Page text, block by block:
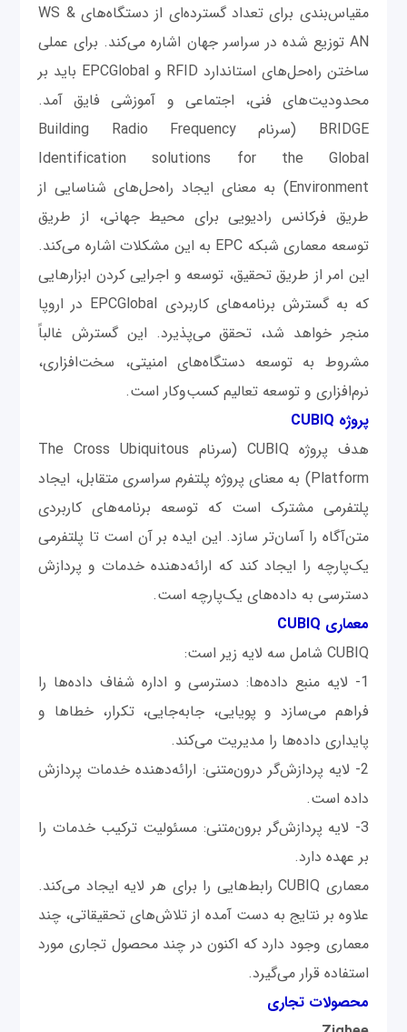
مقیاس‌بندی برای تعداد گسترده‌ای از دستگاه‌های WS &
AN توزیع شده در سراسر جهان اشاره می‌کند. برای عملی
ساختن راه‌حل‌های استاندارد RFID و EPCGlobal باید بر
محدودیت‌های فنی، اجتماعی و آموزشی فایق آمد.
BRIDGE (سرنام Building Radio Frequency
Identification solutions for the Global
Environment) به معنای ایجاد راه‌حل‌های شناسایی از
طریق فرکانس رادیویی برای محیط جهانی، از طریق
توسعه معماری شبکه EPC به این مشکلات اشاره می‌کند.
این امر از طریق تحقیق، توسعه و اجرایی کردن ابزارهایی
که به گسترش برنامه‌های کاربردی EPCGlobal در اروپا
منجر خواهد شد، تحقق می‌پذیرد. این گسترش غالباً
مشروط به توسعه دستگاه‌های امنیتی، سخت‌افزاری،
نرم‌افزاری و توسعه تعالیم کسب‌وکار است.
پروژه CUBIQ
هدف پروژه CUBIQ (سرنام The Cross Ubiquitous
Platform) به معنای پروژه پلتفرم سراسری متقابل، ایجاد
پلتفرمی مشترک است که توسعه برنامه‌های کاربردی
متن‌آگاه را آسان‌تر ‌سازد. این ایده بر آن است تا پلتفرمی
یک‌پارچه را ایجاد کند که ارائه‌دهنده خدمات و پردازش
دسترسی به داده‌های یک‌پارچه است.
معماری CUBIQ
CUBIQ شامل سه لایه زیر است:
1- لایه منبع داده‌ها: دسترسی و اداره شفاف داده‌ها را
فراهم می‌سازد و پویایی، جابه‌جایی، تکرار، خطاها و
پایداری داده‌ها را مدیریت می‌کند.
2- لایه پردازش‌گر درون‌متنی: ارائه‌دهنده خدمات پردازش
داده است.
3- لایه پردازش‌گر برون‌متنی: مسئولیت ترکیب خدمات را
بر عهده دارد.
معماری CUBIQ رابط‌هایی را برای هر لایه ایجاد می‌کند.
علاوه بر نتایج به دست آمده از تلاش‌های تحقیقاتی، چند
معماری وجود دارد که اکنون در چند محصول تجاری مورد
استفاده قرار می‌گیرد.
محصولات تجاری